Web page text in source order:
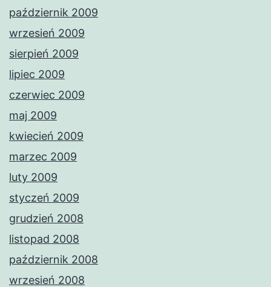
październik 2009
wrzesień 2009
sierpień 2009
lipiec 2009
czerwiec 2009
maj 2009
kwiecień 2009
marzec 2009
luty 2009
styczeń 2009
grudzień 2008
listopad 2008
październik 2008
wrzesień 2008